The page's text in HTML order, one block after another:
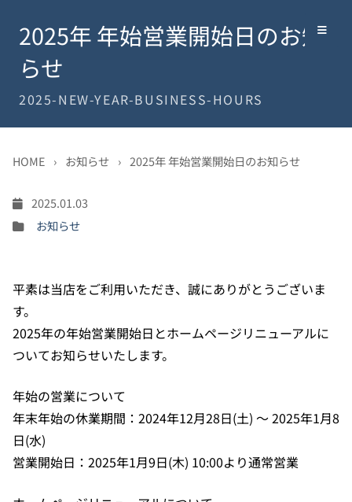
2025年 年始営業開始日のお知
らせ
2025-NEW-YEAR-BUSINESS-HOURS
HOME › お知らせ › 2025年 年始営業開始日のお知らせ
2025.01.03
お知らせ
平素は当店をご利用いただき、誠にありがとうございま
す。
2025年の年始営業開始日とホームページリニューアルに
ついてお知らせいたします。
年始の営業について
年末年始の休業期間：2024年12月28日(土) ～ 2025年1月8
日(水)
営業開始日：2025年1月9日(木) 10:00より通常営業